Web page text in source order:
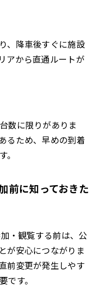
、降車後すぐに施設
アから直通ルートが
数に限りがありま
るため、早めの到着
前に知っておきた
・観覧する前は、公
が安心につながりま
前変更が発生しやす
です。